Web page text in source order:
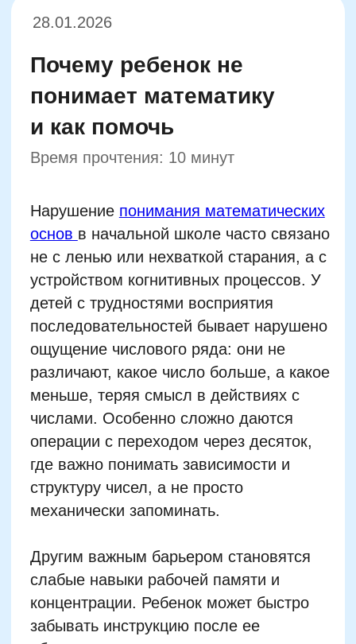
не с ленью или нехваткой старания, а с
детей с трудностями восприятия
последовательностей бывает нарушено
различают, какое число больше, а какое
меньше, теряя смысл в действиях с
числами. Особенно сложно даются
операции с переходом через десяток,
где важно понимать зависимости и
механически запоминать.
Другим важным барьером становятся
слабые навыки рабочей памяти и
забывать инструкцию после ее
объяснения, терять нить задачи уже на
Неспособность удерживать в голове
несколько одновременных операций
делает прогресс невозможным: даже при
понятной логике задания ребенок не
может выполнить все шаги по порядку.
Многие дети сталкиваются с
трудностями при переходе от
конкретных предметов к абстрактному
«карандашей», позже числа и действия
становятся отвлеченными. Этот переход
требует сформированной вербализации:
умения удерживать образы и
оперировать ими в голове. При
отсутствии этих навыков ребенок